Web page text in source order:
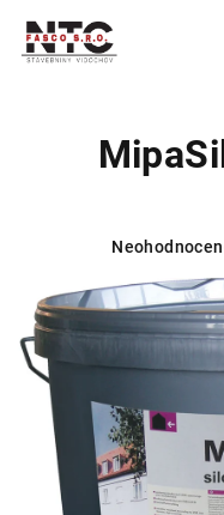
obsah
Průměrné
produktu
je
z
hvězdiček.